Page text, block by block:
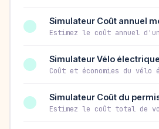
Simulateur Coût annuel
Estimez le coût annuel
Simulateur Vélo électrique
Coût et économies du vélo
Simulateur Coût du
Estimez le coût total de